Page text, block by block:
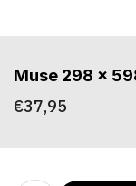
Muse 298 x
€37,95